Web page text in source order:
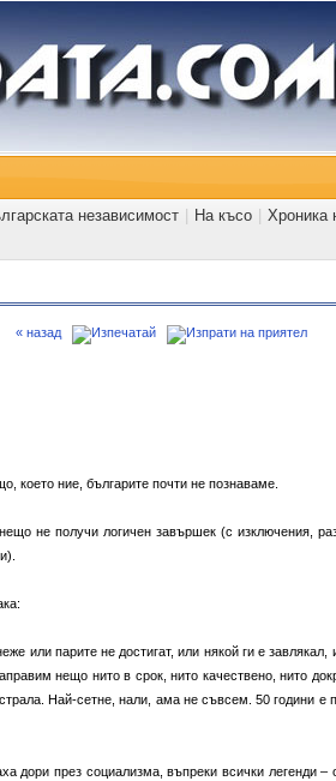
независимост На късо Хроника
« назад
което ние, българите почти не познаваме.
не получи логичен завършек (с изключения,
или парите не достигат, или някой ги е завлякал,
нещо нито в срок, нито качествено, нито
Най-сетне, нали, ама не съвсем. 50 години е
дори през социализма, въпреки всички легенди –